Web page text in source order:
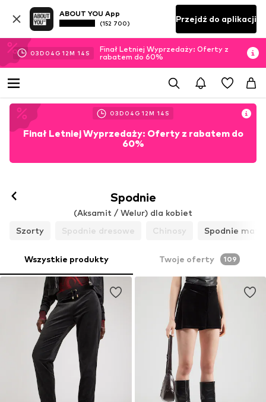
ABOUT YOU App
(152 700) Przejdź do aplikacji
03D 04 G 12M 10 S
Finał Letniej Wyprzedaży: Oferty z
rabatem do 60%
03D 04 G 12M 10 S
Finał Letniej Wyprzedaży: Oferty z rabatem do
60%
Spodnie
(Aksamit / Welur) dla kobiet
Szorty
Spodnie dresowe Chinosy Spodnie
Wszystkie produkty Twoje oferty 109